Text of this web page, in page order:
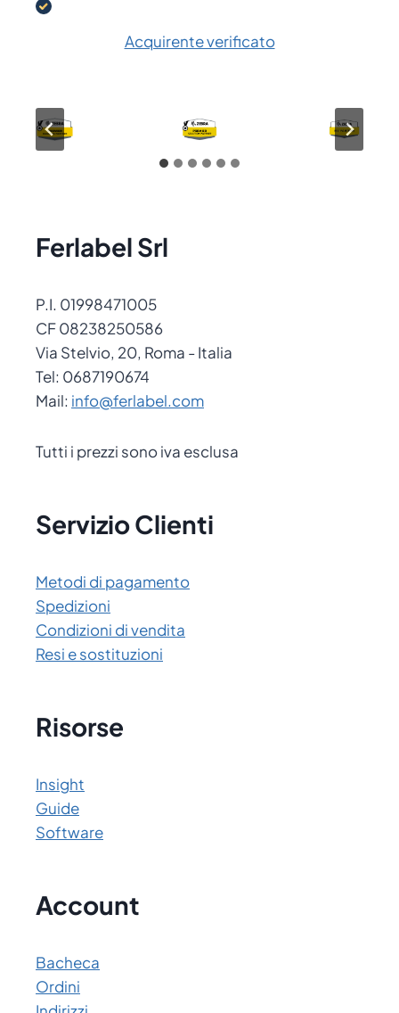
Acquirente verificato
Ferlabel Srl
P.I. 01998471005
CF 08238250586
Via Stelvio, 20, Roma - Italia
Tel: 0687190674
Mail: info@ferlabel.com
Tutti i prezzi sono iva esclusa
Servizio Clienti
Metodi di pagamento
Spedizioni
Condizioni di vendita
Resi e sostituzioni
Risorse
Insight
Guide
Software
Account
Bacheca
Ordini